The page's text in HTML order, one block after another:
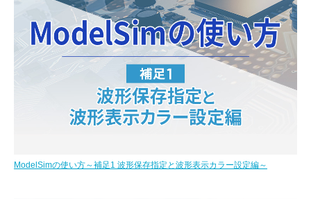
ModelSimの使い方～補足1 波形保存指定と波形表示カラー設定編～